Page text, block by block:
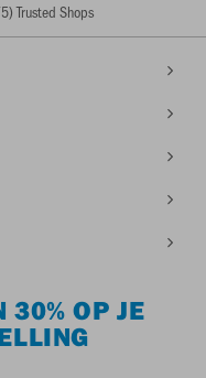
Trusted Shops
30% OP JE